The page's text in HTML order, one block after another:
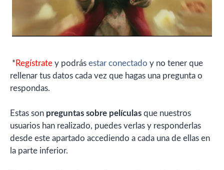
* Regístrate y podrás estar conectado y no tener que
rellenar tus datos cada vez que hagas una pregunta o
respondas.
Estas son preguntas sobre películas que nuestros
usuarios han realizado, puedes verlas y responderlas
desde este apartado accediendo a cada una de ellas en
la parte inferior.